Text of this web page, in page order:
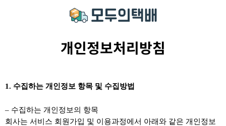
개인정보처리방침
1. 수집하는 개인정보 항목 및 수집방법
– 수집하는 개인정보의 항목
회사는 서비스 회원가입 및 이용과정에서 아래와 같은 개인정보